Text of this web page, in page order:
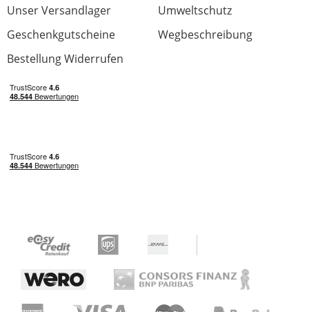
Unser Versandlager
Umweltschutz
Geschenkgutscheine
Wegbeschreibung
Bestellung Widerrufen